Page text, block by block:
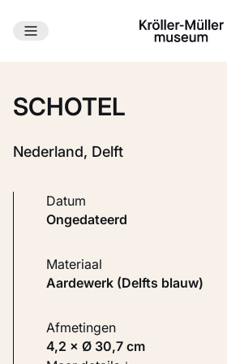
Ga naar hoofdinhoud
SCHOTEL
Nederland, Delft
Datum
ongedateerd
Materiaal
Aardewerk (Delfts blauw)
Afmetingen
4,2 × Ø 30,7 cm